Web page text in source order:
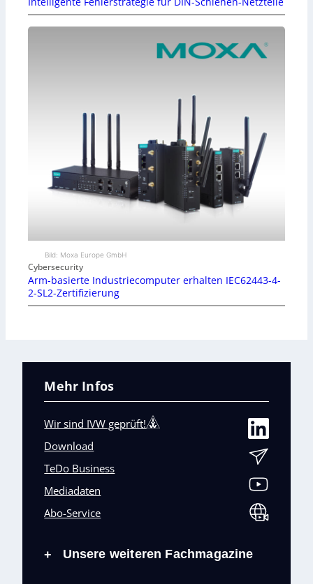
Bild: Moxa Europe GmbH
Cybersecurity
Arm-basierte Industriecomputer erhalten IEC62443-4-
2-SL2-Zertifizierung
Mehr Infos
Wir sind IVW geprüft!
Download
TeDo Business
Mediadaten
Abo-Service
+ Unsere weiteren Fachmagazine